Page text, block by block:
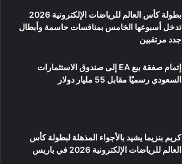
بطولة كأس العالم للرياضات الإلكترونية 2026
تدخل أسبوعها الخامس بمنافسات حاسمة وأبطال
جدد مرتقبين
إتمام صفقة بيع EA إلى صندوق الاستثمارات
السعودي رسميًا مقابل 55 مليار دولار
كريم بنزيما يشيد بالأجواء المذهلة لبطولة كأس
العالم للرياضات الإلكترونية 2026 في باريس